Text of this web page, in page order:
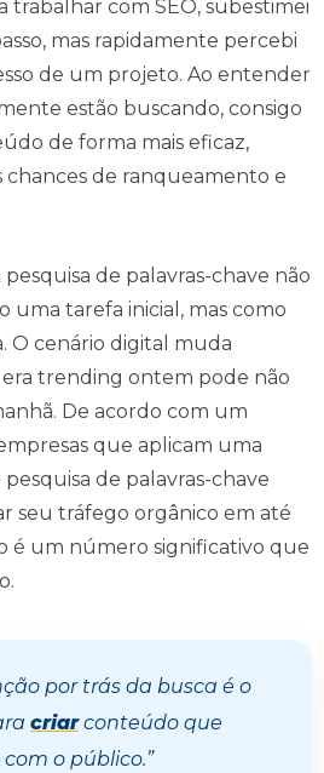
trabalhar com SEO, subestimei
mas rapidamente percebi
de um projeto. Ao entender
estão buscando, consigo
de forma mais eficaz,
chances de ranqueamento e
de palavras-chave não
uma tarefa inicial, mas como
O cenário digital muda
trending ontem pode não
De acordo com um
que aplicam uma
de palavras-chave
seu tráfego orgânico em até
é um número significativo que
por trás da busca é o
criarconteúdo que
o público.”